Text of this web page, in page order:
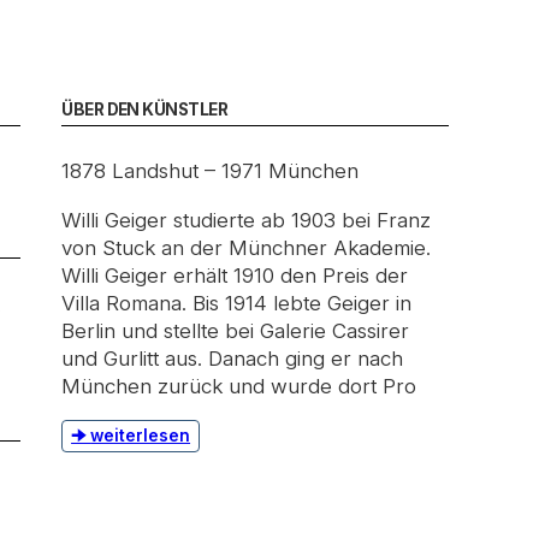
ÜBER DEN KÜNSTLER
1878 Landshut – 1971 München
Willi Geiger studierte ab 1903 bei Franz
von Stuck an der Münchner Akademie.
Willi Geiger erhält 1910 den Preis der
Villa Romana. Bis 1914 lebte Geiger in
Berlin und stellte bei Galerie Cassirer
und Gurlitt aus. Danach ging er nach
München zurück und wurde dort Pro
weiterlesen